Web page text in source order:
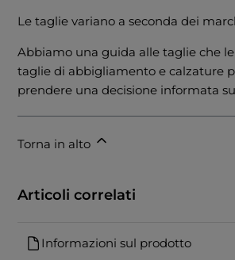
Le taglie variano a seconda dei
Abbiamo una guida alle taglie che
taglie di abbigliamento e calzature
prendere una decisione informata
Torna in alto
Articoli correlati
Informazioni sul prodotto